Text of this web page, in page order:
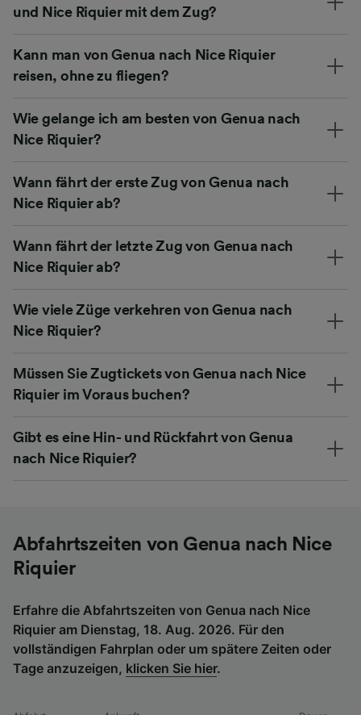
und Nice Riquier mit dem Zug?
Kann man von Genua nach Nice Riquier
reisen, ohne zu fliegen?
Wie gelange ich am besten von Genua nach
Nice Riquier?
Wann fährt der erste Zug von Genua nach
Nice Riquier ab?
Wann fährt der letzte Zug von Genua nach
Nice Riquier ab?
Wie viele Züge verkehren von Genua nach
Nice Riquier?
Müssen Sie Zugtickets von Genua nach Nice
Riquier im Voraus buchen?
Gibt es eine Hin- und Rückfahrt von Genua
nach Nice Riquier?
Abfahrtszeiten von Genua nach Nice
Riquier
Erfahre die Abfahrtszeiten von Genua nach Nice
Riquier am Dienstag, 18. Aug. 2026. Für den
vollständigen Fahrplan oder um spätere Zeiten oder
Tage anzuzeigen, klicken Sie hier.